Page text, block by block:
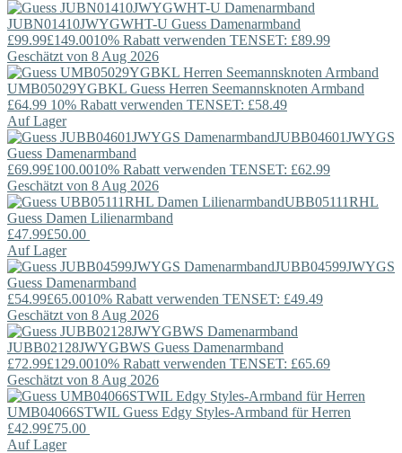
JUBN01410JWYGWHT-U Guess Damenarmband
£99.99£149.0010% Rabatt verwenden TENSET: £89.99
Geschätzt von 8 Aug 2026
UMB05029YGBKL Guess Herren Seemannsknoten Armband
£64.99 10% Rabatt verwenden TENSET: £58.49
Auf Lager
JUBB04601JWYGS
Guess Damenarmband
£69.99£100.0010% Rabatt verwenden TENSET: £62.99
Geschätzt von 8 Aug 2026
UBB05111RHL
Guess Damen Lilienarmband
£47.99£50.00
Auf Lager
JUBB04599JWYGS
Guess Damenarmband
£54.99£65.0010% Rabatt verwenden TENSET: £49.49
Geschätzt von 8 Aug 2026
JUBB02128JWYGBWS Guess Damenarmband
£72.99£129.0010% Rabatt verwenden TENSET: £65.69
Geschätzt von 8 Aug 2026
UMB04066STWIL Guess Edgy Styles-Armband für Herren
£42.99£75.00
Auf Lager